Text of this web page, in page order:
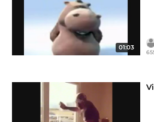
01:03